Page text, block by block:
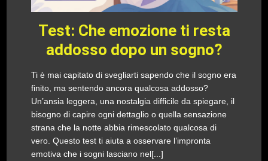
Test: Che emozione ti resta
addosso dopo un sogno?
Ti è mai capitato di svegliarti sapendo che il sogno era
finito, ma sentendo ancora qualcosa addosso?
Un’ansia leggera, una nostalgia difficile da spiegare, il
bisogno di capire ogni dettaglio o quella sensazione
strana che la notte abbia rimescolato qualcosa di
vero. Questo test ti aiuta a osservare l’impronta
emotiva che i sogni lasciano nel[...]